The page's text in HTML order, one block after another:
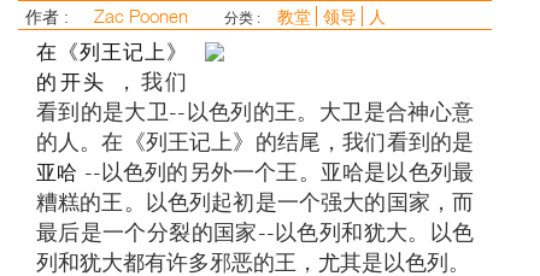
作者 : Zac Poonen 分类 : 教堂 领导 人
在《列王记上》
的开头
，我们
看到的是大卫--以色列的王。大卫是合神心意
的人。在《列王记上》的结尾，我们看到的是
亚哈 --以色列的另外一个王。亚哈是以色列最
糟糕的王。以色列起初是一个强大的国家，而
最后是一个分裂的国家--以色列和犹大。以色
列和犹大都有许多邪恶的王，尤其是以色列。